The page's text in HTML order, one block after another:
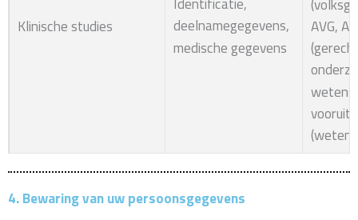
Klinische studies
deelnamegegevens,
medische gegevens
AVG,
4. Bewaring van uw persoonsgegevens